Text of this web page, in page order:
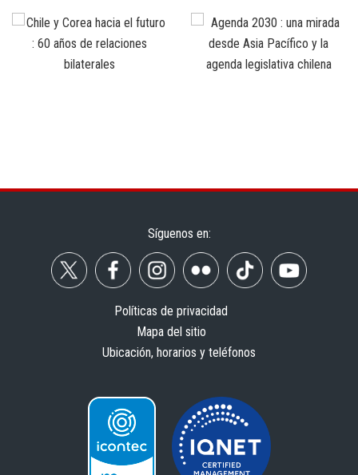
Síguenos en:
Políticas de privacidad
Mapa del sitio
Ubicación, horarios y teléfonos